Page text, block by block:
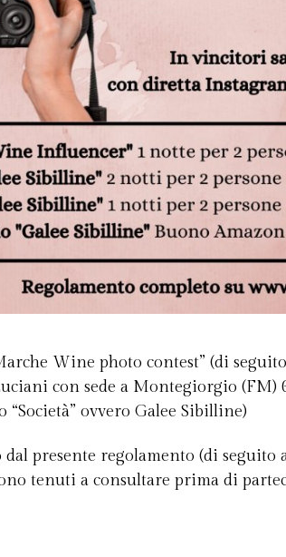
Wine photo contest” (di seguito
con sede a Montegiorgio (FM)
“Società” ovvero Galee Sibilline)
presente regolamento (di seguito
tenuti a consultare prima di